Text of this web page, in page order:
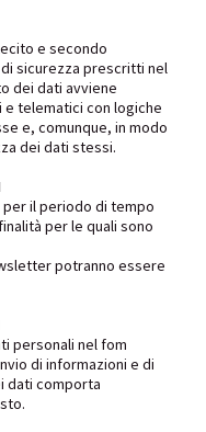
e secondo
sicurezza prescritti nel
dei dati avviene
telematici con logiche
e, comunque, in modo
dei dati stessi.
per il periodo di tempo
per le quali sono
potranno essere
personali nel fom
di informazioni e di
dati comporta